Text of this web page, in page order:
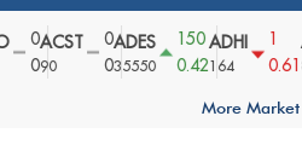
ACST
90
ADES
35550
150
0.42
ADHI
164
0.61
More